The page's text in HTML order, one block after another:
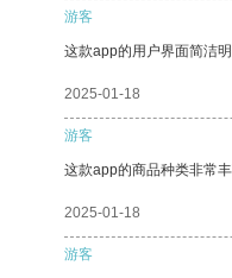
游客
这款app的用户界面简洁
2025-01-18
游客
这款app的商品种类非常
2025-01-18
游客